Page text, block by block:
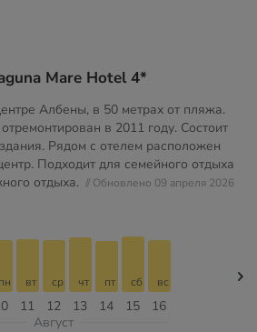
Mare Hotel 4*
Албены, в 50 метрах от пляжа.
в 2011 году. Состоит
Рядом с отелем расположен
Подходит для семейного отдыха
отдыха. // Обновлено 09 апреля 2026
пн
11
вт
12
ср
13
чт
14
пт
15
сб
16
вс
Август